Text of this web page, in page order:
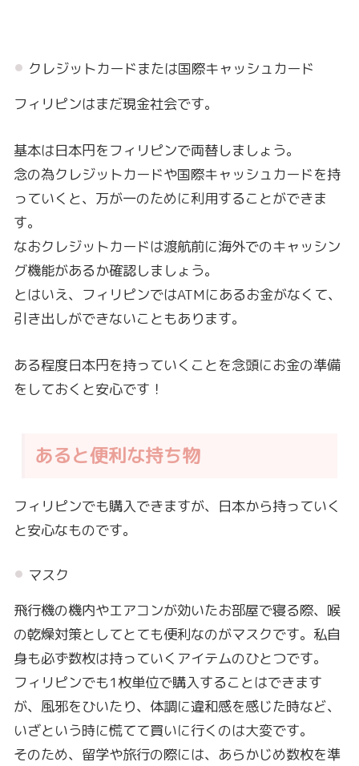
クレジットカードまたは国際キャッシュカード
フィリピンはまだ現金社会です。
基本は日本円をフィリピンで両替しましょう。
念の為クレジットカードや国際キャッシュカードを持
っていくと、万が一のために利用することができま
す。
なおクレジットカードは渡航前に海外でのキャッシン
グ機能があるか確認しましょう。
とはいえ、フィリピンではATMにあるお金がなくて、
引き出しができないこともあります。
ある程度日本円を持っていくことを念頭にお金の準備
をしておくと安心です！
あると便利な持ち物
フィリピンでも購入できますが、日本から持っていく
と安心なものです。
マスク
飛行機の機内やエアコンが効いたお部屋で寝る際、喉
の乾燥対策としてとても便利なのがマスクです。私自
身も必ず数枚は持っていくアイテムのひとつです。
フィリピンでも1枚単位で購入することはできます
が、風邪をひいたり、体調に違和感を感じた時など、
いざという時に慌てて買いに行くのは大変です。
そのため、留学や旅行の際には、あらかじめ数枚を準